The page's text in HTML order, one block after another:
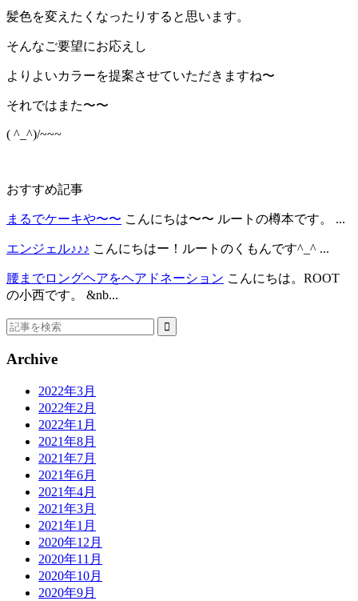
髪色を変えたくなったりすると思います。
そんなご要望にお応えし
よりよいカラーを提案させていただきますね〜
それではまた〜〜
( ^_^)/~~~
おすすめ記事
まるでケーキや〜〜 こんにちは〜〜 ルートの樽本です。 ...
エンジェル♪♪♪ こんにちはー！ルートのくもんです^_^ ...
腰までロングヘアをヘアドネーション こんにちは。ROOT
の小西です。 &nb...
Archive
2022年3月
2022年2月
2022年1月
2021年8月
2021年7月
2021年6月
2021年4月
2021年3月
2021年1月
2020年12月
2020年11月
2020年10月
2020年9月